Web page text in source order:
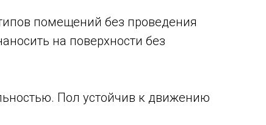
помещений без проведения
на поверхности без
Пол устойчив к движению